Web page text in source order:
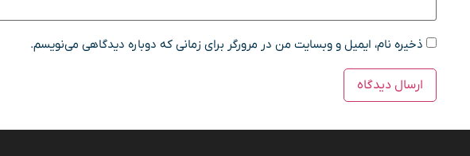
ذخیره نام، ایمیل و وبسایت من در مرورگر برای زمانی که دوباره دیدگاهی می‌نویسم.